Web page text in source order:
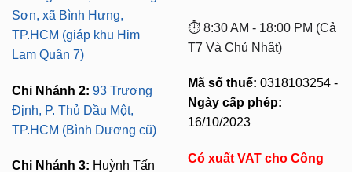
Sơn, xã Bình Hưng,
TP.HCM (giáp khu Him
Lam Quận 7)
Chi Nhánh 2: 93 Trương
Định, P. Thủ Dầu Một,
TP.HCM (Bình Dương cũ)
Chi Nhánh 3: Huỳnh Tấn
⏱️ 8:30 AM - 18:00 PM (Cả
T7 Và Chủ Nhật)
Mã số thuế: 0318103254 -
Ngày cấp phép:
16/10/2023
Có xuất VAT cho Công